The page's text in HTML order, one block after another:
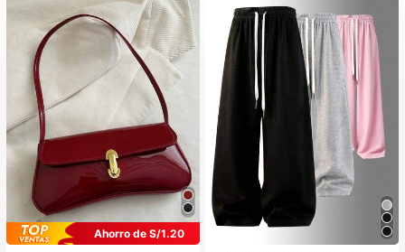
Ahorro de S/1.20